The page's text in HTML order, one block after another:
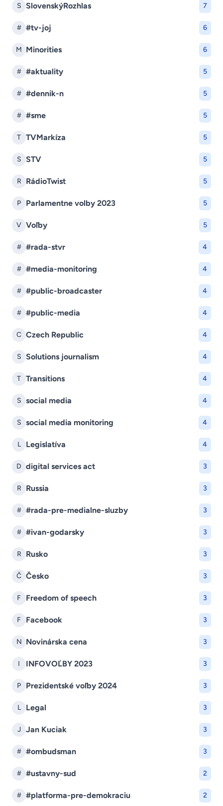
S SlovenskýRozhlas 7
# #tv-joj 6
M Minorities 6
# #aktuality 5
# #dennik-n 5
# #sme 5
T TVMarkíza 5
S STV 5
R RádioTwist 5
P Parlamentne volby 2023 5
V Voľby 5
# #rada-stvr 4
# #media-monitoring 4
# #public-broadcaster 4
# #public-media 4
C Czech Republic 4
S Solutions journalism 4
T Transitions 4
S social media 4
S social media monitoring 4
L Legislatíva 4
D digital services act 3
R Russia 3
# #rada-pre-medialne-sluzby 3
# #ivan-godarsky 3
R Rusko 3
Č Česko 3
F Freedom of speech 3
F Facebook 3
N Novinárska cena 3
I INFOVOĽBY 2023 3
P Prezidentské voľby 2024 3
L Legal 3
J Jan Kuciak 3
# #ombudsman 3
# #ustavny-sud 2
# #platforma-pre-demokraciu 2